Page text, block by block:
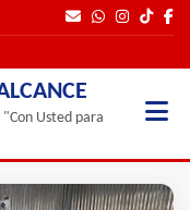
"Con Usted para